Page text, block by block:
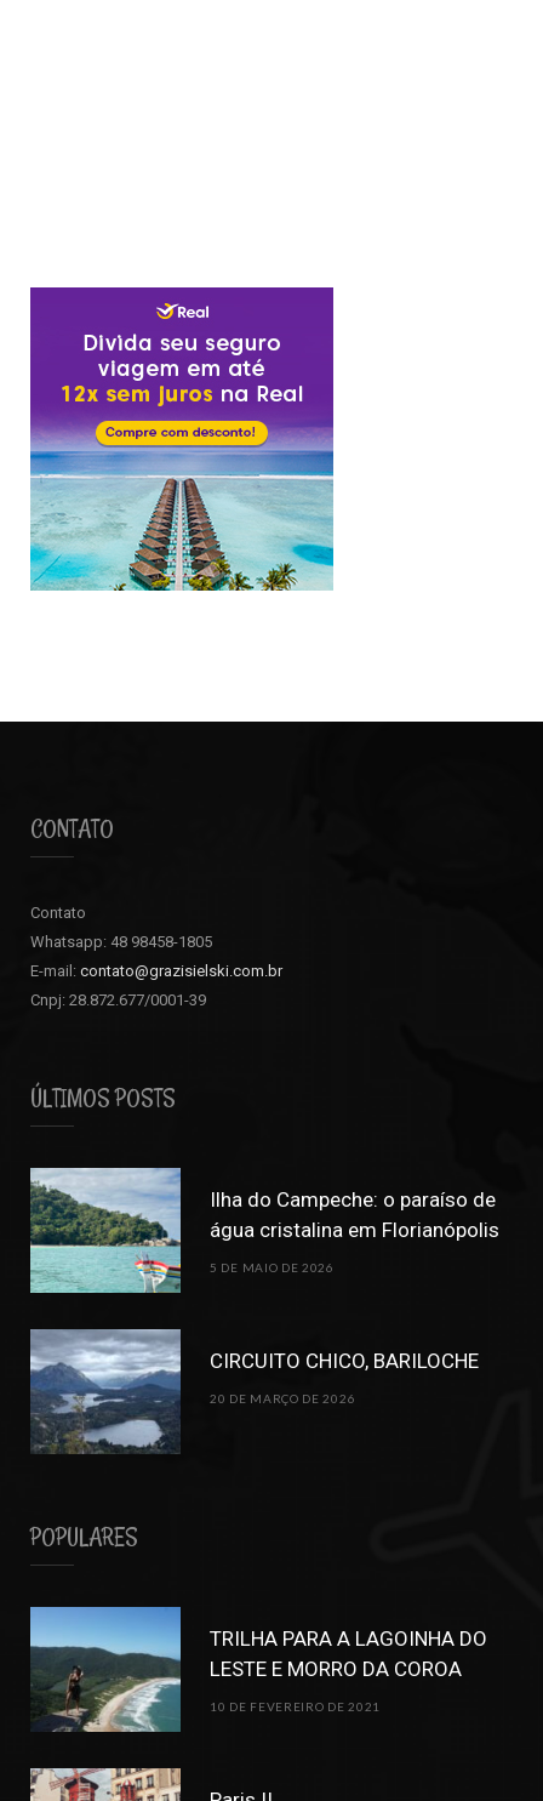
CONTATO
Contato
Whatsapp: 48 98458-1805
E-mail: contato@grazisielski.com.br
Cnpj: 28.872.677/0001-39
ÚLTIMOS POSTS
Ilha do Campeche: o paraíso de
água cristalina em Florianópolis
5 DE MAIO DE 2026
CIRCUITO CHICO, BARILOCHE
20 DE MARÇO DE 2026
POPULARES
TRILHA PARA A LAGOINHA DO
LESTE E MORRO DA COROA
10 DE FEVEREIRO DE 2021